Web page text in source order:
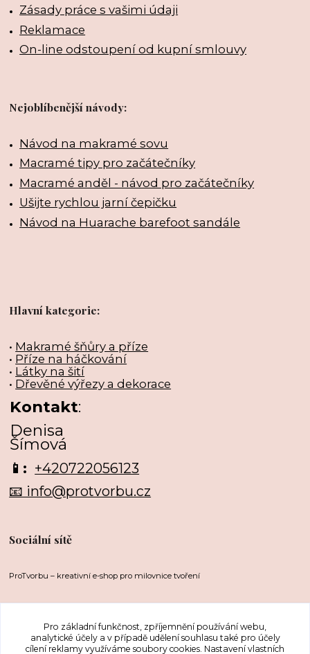
Zásady práce s vašimi údaji
Reklamace
On-line odstoupení od kupní smlouvy
Nejoblíbenější návody:
Návod na makramé sovu
Macramé tipy pro začátečníky
Macramé anděl - návod pro začátečníky
Ušijte rychlou jarní čepičku
Návod na Huarache barefoot sandále
Hlavní kategorie:
• Makramé šňůry a příze
• Příze na háčkování
• Látky na šití
• Dřevěné výřezy a dekorace
Kontakt:
Denisa
Šímová
📱: +420722056123
📧 info@protvorbu.cz
Sociální sítě
ProTvorbu – kreativní e-shop pro milovnice tvoření
Pro základní funkčnost, zpříjemnění používání webu,
analytické účely a v případě udělení souhlasu také pro účely
cílení reklamy využíváme soubory cookies. Nastavení vlastních